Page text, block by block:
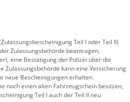
Teil I oder Teil II)
Zulassungsbehörde beantragen.
eine Bestätigung der Polizei über die
Zulassungsbehörde kann eine Versicherung
neue Bescheinigungen erhalten.
noch einen alten Fahrzeugschein besitzen,
Teil I auch der Teil II neu